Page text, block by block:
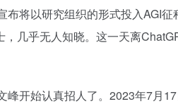
将以研究组织的形式投入AGI征
，几乎无人知晓。这一天离
开始认真招人了。2023年7月17